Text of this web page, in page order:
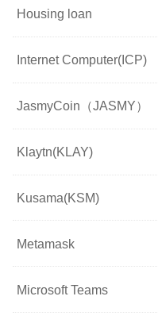
Housing loan
Internet Computer(ICP)
JasmyCoin（JASMY）
Klaytn(KLAY)
Kusama(KSM)
Metamask
Microsoft Teams